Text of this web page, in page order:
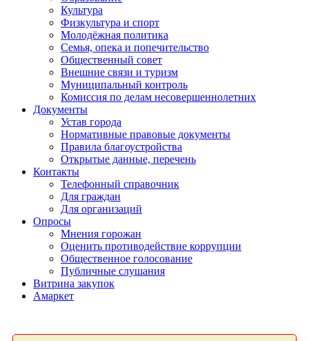
Культура
Физкультура и спорт
Молодёжная политика
Семья, опека и попечительство
Общественный совет
Внешние связи и туризм
Муниципальный контроль
Комиссия по делам несовершеннолетних
Документы
Устав города
Нормативные правовые документы
Правила благоустройства
Открытые данные, перечень
Контакты
Телефонный справочник
Для граждан
Для организаций
Опросы
Мнения горожан
Оценить противодействие коррупции
Общественное голосование
Публичные слушания
Витрина закупок
Амаркет